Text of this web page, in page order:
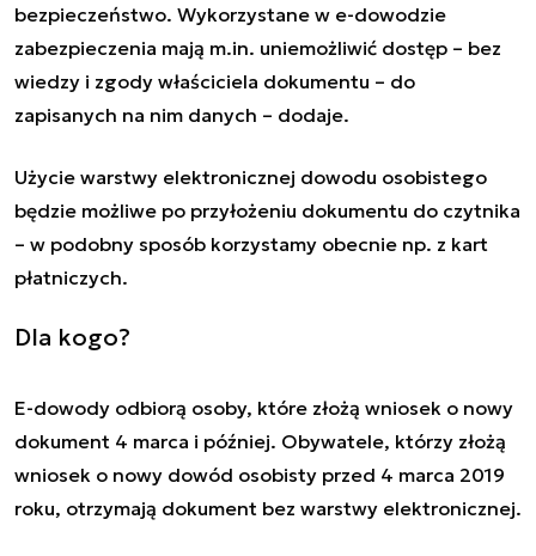
bezpieczeństwo. Wykorzystane w e-dowodzie
zabezpieczenia mają m.in. uniemożliwić dostęp – bez
wiedzy i zgody właściciela dokumentu – do
zapisanych na nim danych – dodaje.
Użycie warstwy elektronicznej dowodu osobistego
będzie możliwe po przyłożeniu dokumentu do czytnika
– w podobny sposób korzystamy obecnie np. z kart
płatniczych.
Dla kogo?
E-dowody odbiorą osoby, które złożą wniosek o nowy
dokument 4 marca i później. Obywatele, którzy złożą
wniosek o nowy dowód osobisty przed 4 marca 2019
roku, otrzymają dokument bez warstwy elektronicznej.